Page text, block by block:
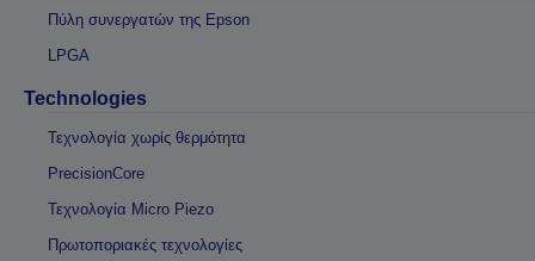
Πύλη συνεργατών της Epson
LPGA
Technologies
Τεχνολογία χωρίς θερμότητα
PrecisionCore
Τεχνολογία Micro Piezo
Πρωτοποριακές τεχνολογίες